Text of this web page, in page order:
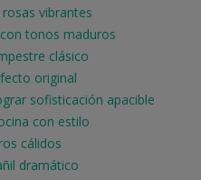
vibrantes
tonos maduros
clásico
original
sofisticación apacible
con estilo
cálidos
dramático